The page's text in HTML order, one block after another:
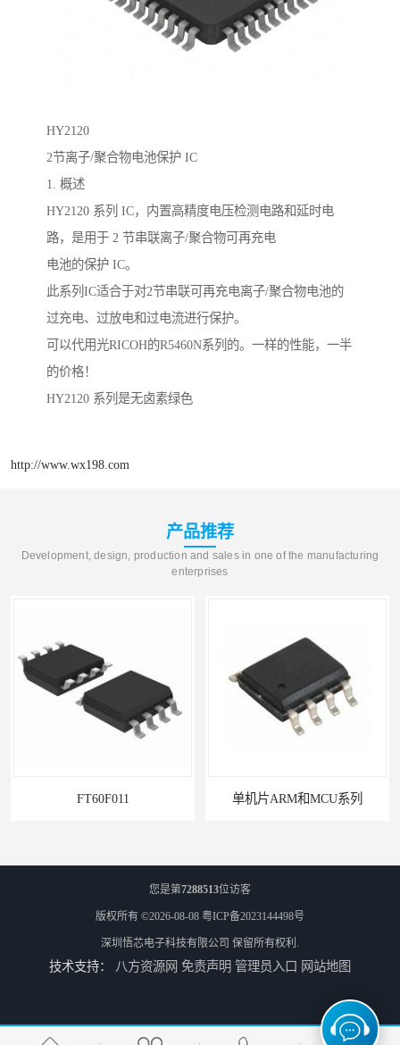
HY2120
2节离子/聚合物电池保护 IC
1. 概述
HY2120 系列 IC，内置高精度电压检测电路和延时电
路，是用于 2 节串联离子/聚合物可再充电
电池的保护 IC。
此系列IC适合于对2节串联可再充电离子/聚合物电池的
过充电、过放电和过电流进行保护。
可以代用光RICOH的R5460N系列的。一样的性能，一半
的价格！
HY2120 系列是无卤素绿色
http://www.wx198.com
产品推荐
Development, design, production and sales in one of the manufacturing
enterprises
FT60F011 单机片ARM和MCU系列
PN8366ic器件 PN8161电源ic的作用
您是第7288513位访客
版权所有 ©2026-08-08 粤ICP备2023144498号
深圳悟芯电子科技有限公司 保留所有权利.
技术支持： 八方资源网 免责声明 管理员入口 网站地图